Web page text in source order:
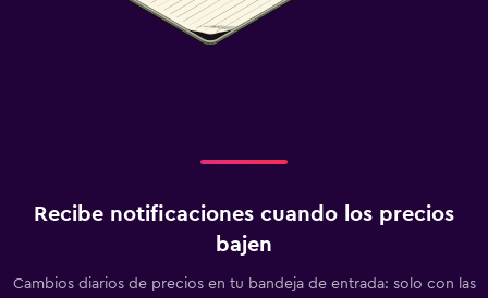
Recibe notificaciones cuando los precios
bajen
Cambios diarios de precios en tu bandeja de entrada: solo con las